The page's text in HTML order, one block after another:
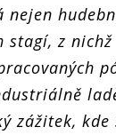
stagí, z
zážitek,